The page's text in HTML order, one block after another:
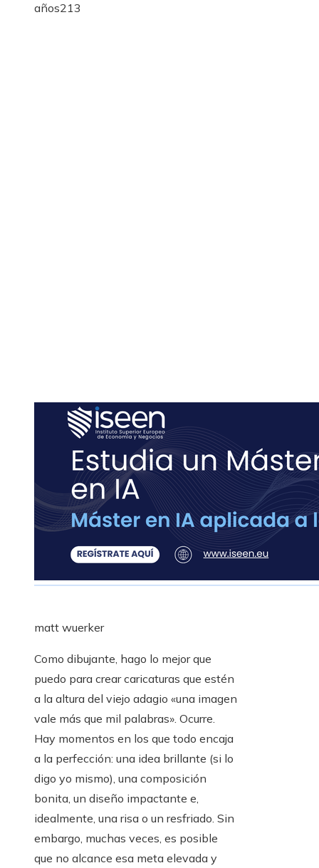
años213
matt wuerker
Como dibujante, hago lo mejor que
puedo para crear caricaturas que estén
a la altura del viejo adagio «una imagen
vale más que mil palabras». Ocurre.
Hay momentos en los que todo encaja
a la perfección: una idea brillante (si lo
digo yo mismo), una composición
bonita, un diseño impactante e,
idealmente, una risa o un resfriado. Sin
embargo, muchas veces, es posible
que no alcance esa meta elevada y